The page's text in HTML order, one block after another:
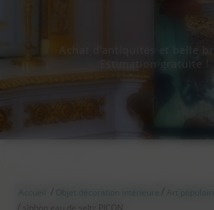
Achat d’antiquités et belle
Estimation gratuite !
Objet décoration intérieure / Art